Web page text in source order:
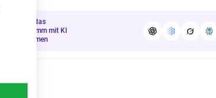
Fasse das
Programm mit KI
zusammen